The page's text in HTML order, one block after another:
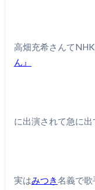
高畑充希さんて
ん』
に出演されて急に出
実はみつき名義で歌